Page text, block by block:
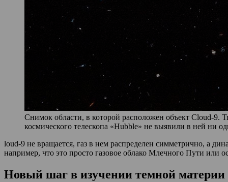
Снимок области, в которой расположен объект Cloud-
космического телескопа «Hubble» не выявили в ней ни
loud‑9 не вращается, газ в нем распределен симметрично, а
например, что это просто газовое облако Млечного Пути или
Новый шаг в изучении темной материи